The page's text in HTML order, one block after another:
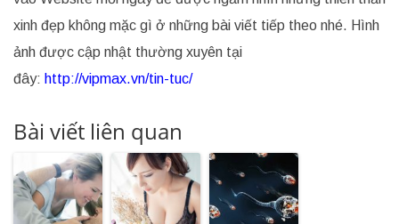
xinh đẹp không mặc gì ở những bài viết tiếp theo nhé. Hình
ảnh được cập nhật thường xuyên tại
đây: http://vipmax.vn/tin-tuc/
Bài viết liên quan